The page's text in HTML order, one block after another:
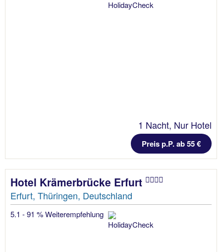
1 Nacht, Nur Hotel
Preis p.P. ab 55 €
Hotel Krämerbrücke Erfurt
Erfurt, Thüringen, Deutschland
5.1 - 91 % Weiterempfehlung